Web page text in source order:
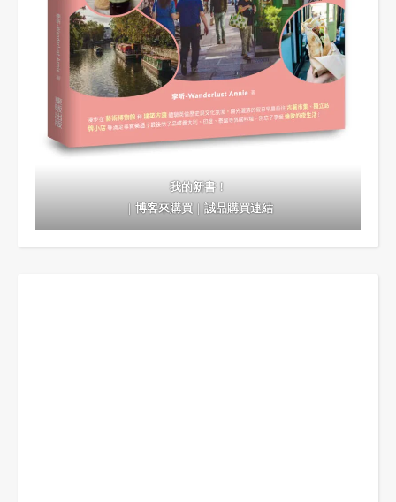
我的新書！
｜博客來購買｜誠品購買連結